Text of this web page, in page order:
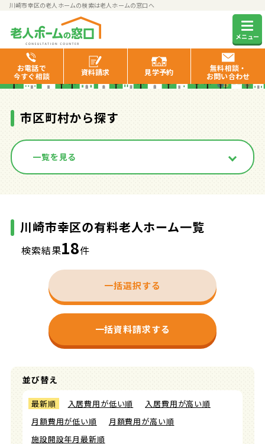
川崎市幸区の老人ホームの検索は老人ホームの窓口へ
メニュー
お電話で
今すぐ相談
資料請求 見学予約
無料相談・
お問い合わせ
川崎市幸区の有料老人ホーム一
覧
市区町村から探す
一覧を見る
川崎市幸区の有料老人ホーム一覧
検索結果18件
一括選択する
一括資料請求する
並び替え
最新順 入居費用が低い順
入居費用が高い順
月額費用が低い順
月額費用が高い順
施設開設年月最新順